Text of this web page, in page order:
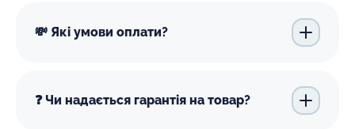
💸 Які умови оплати?
❓ Чи надається гарантія на товар?